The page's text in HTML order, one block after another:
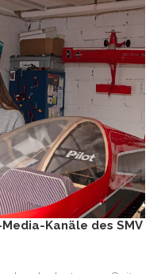
Kanäle des SMV